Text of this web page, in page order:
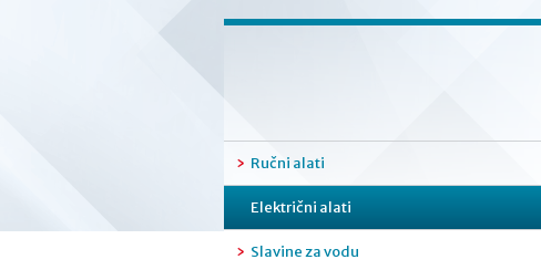
Ručni alati
Električni alati
Slavine za vodu